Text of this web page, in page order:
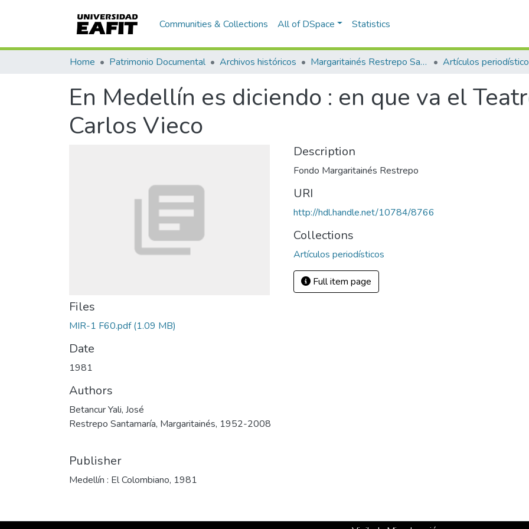
Communities & Collections All of DSpace Statistics
Home Patrimonio Documental Archivos históricos Margaritainés Restrepo Santamaría Artículos
En Medellín es diciendo : en que va el
Carlos Vieco
Files
MIR-1 F60.pdf(1.09 MB)
Date
1981
Authors
Betancur Yali, José
Restrepo Santamaría, Margaritainés, 1952-2008
Publisher
Medellín : El Colombiano, 1981
Description
Fondo Margaritainés Restrepo
URI
http://hdl.handle.net/10784/8766
Collections
Artículos periodísticos
Full item page